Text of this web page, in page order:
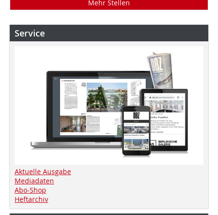
Mehr Stellen
Service
Aktuelle Ausgabe
Mediadaten
Abo-Shop
Heftarchiv